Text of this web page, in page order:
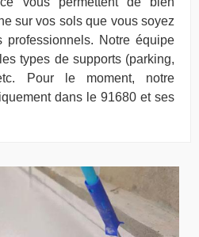
sur vos sols que vous soyez
Notre équipe
types de supports (parking,
Pour le moment, notre
dans le 91680 et ses